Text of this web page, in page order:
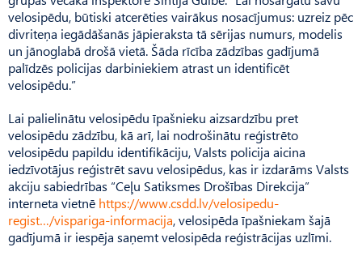
velosipēdu, būtiski atcerēties vairākus nosacījumus: uzreiz pēc
divriteņa iegādāšanās jāpieraksta tā sērijas numurs, modelis
un jānoglabā drošā vietā. Šāda rīcība zādzības gadījumā
palīdzēs policijas darbiniekiem atrast un identificēt
velosipēdu.”
Lai palielinātu velosipēdu īpašnieku aizsardzību pret
velosipēdu zādzību, kā arī, lai nodrošinātu reģistrēto
velosipēdu papildu identifikāciju, Valsts policija aicina
iedzīvotājus reģistrēt savu velosipēdus, kas ir izdarāms Valsts
akciju sabiedrības “Ceļu Satiksmes Drošības Direkcija”
interneta vietnē https://www.csdd.lv/velosipedu-
regist…/vispariga-informacija, velosipēda īpašniekam šajā
gadījumā ir iespēja saņemt velosipēda reģistrācijas uzlīmi.